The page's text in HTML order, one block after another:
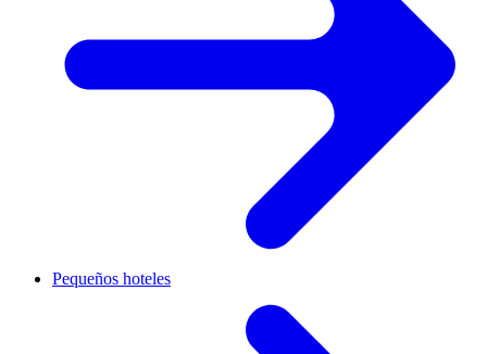
Pequeños hoteles